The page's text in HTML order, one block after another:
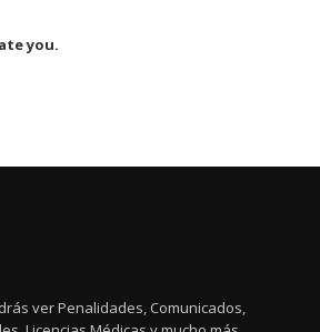
you.
ver Penalidades, Comunicados,